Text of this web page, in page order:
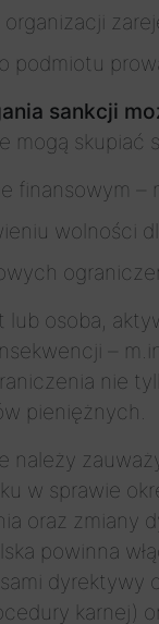
organizacji
podmiotu
sankcji
mogą skupiać
finansowym –
wolności
lub osoba,
–
nie
pieniężnych.
należy
w sprawie
oraz zmiany
powinna
dyrektywy
karnej)